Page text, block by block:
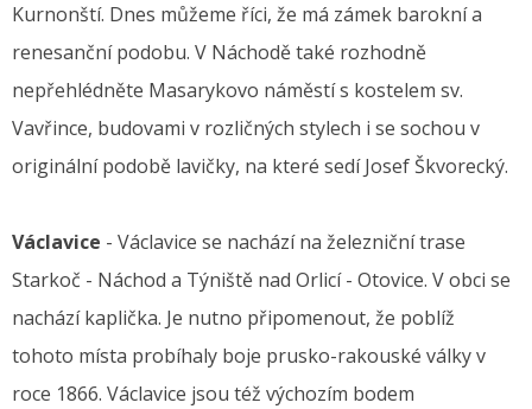
Kurnonští. Dnes můžeme říci, že má zámek barokní a
renesanční podobu. V Náchodě také rozhodně
nepřehlédněte Masarykovo náměstí s kostelem sv.
Vavřince, budovami v rozličných stylech i se sochou v
originální podobě lavičky, na které sedí Josef Škvorecký.
Václavice - Václavice se nachází na železniční trase
Starkoč - Náchod a Týniště nad Orlicí - Otovice. V obci se
nachází kaplička. Je nutno připomenout, že poblíž
tohoto místa probíhaly boje prusko-rakouské války v
roce 1866. Václavice jsou též výchozím bodem